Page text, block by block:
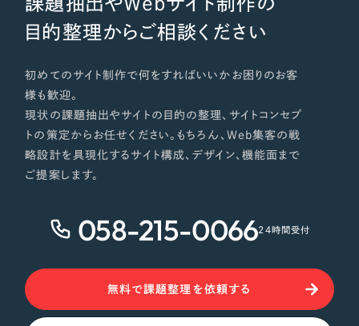
目的整理からご相談ください
初めてのサイト制作で何をすればいいかお困りのお客
様も歓迎。
現状の課題抽出やサイトの目的の整理、サイトコンセプ
トの策定からお任せください。もちろん、Web集客の戦
略設計を具現化するサイト構成、デザイン、機能面まで
ご提案します。
058-215-006624時間受付
無料で課題整理を依頼する